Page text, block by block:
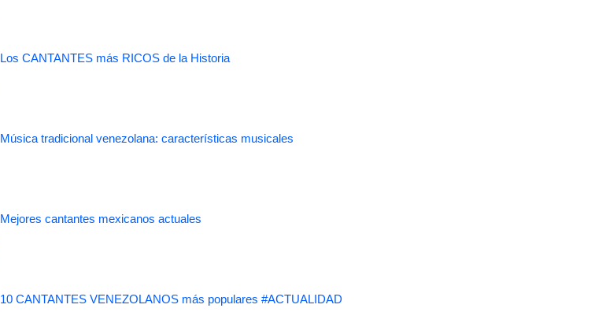
Los CANTANTES más RICOS de la Historia
Música tradicional venezolana: características musicales
Mejores cantantes mexicanos actuales
10 CANTANTES VENEZOLANOS más populares #ACTUALIDAD